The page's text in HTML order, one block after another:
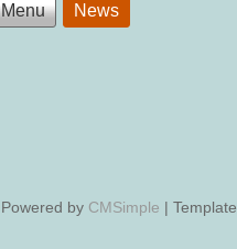
Menu News
Powered by CMSimple |